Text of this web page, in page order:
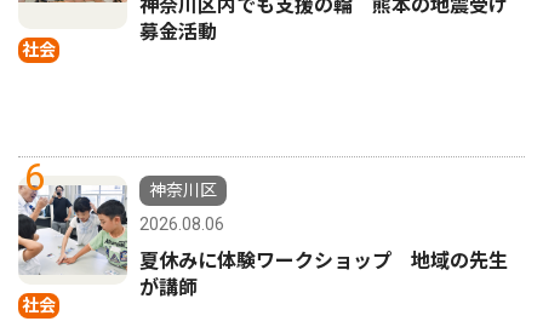
社会
神奈川区内でも支援の輪 熊本の地震受け
募金活動
6
社会
神奈川区
2026.08.06
夏休みに体験ワークショップ 地域の先生
が講師